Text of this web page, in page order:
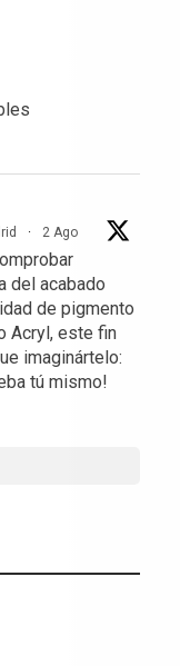
· 2 Ago
del acabado
de pigmento
Acryl, este fin
imaginártelo:
tú mismo!